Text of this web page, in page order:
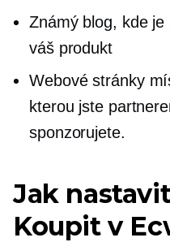
Známý blog, kde
váš produkt
Webové stránky
kterou jste
sponzorujete.
Jak
Koupit v